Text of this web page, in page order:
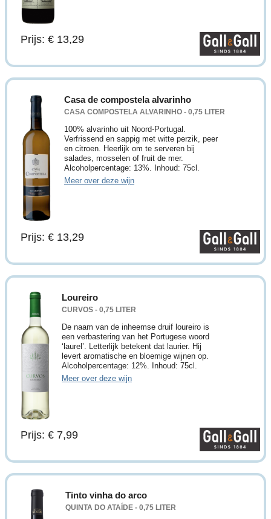
Prijs: € 13,29
Casa de compostela alvarinho
CASA COMPOSTELA ALVARINHO - 0,75 LITER
100% alvarinho uit Noord-Portugal.
Verfrissend en sappig met witte perzik, peer
en citroen. Heerlijk om te serveren bij
salades, mosselen of fruit de mer.
Alcoholpercentage: 13%. Inhoud: 75cl.
Meer over deze wijn
Prijs: € 13,29
Loureiro
CURVOS - 0,75 LITER
De naam van de inheemse druif loureiro is
een verbastering van het Portugese woord
‘laurel’. Letterlijk betekent dat laurier. Hij
levert aromatische en bloemige wijnen op.
Alcoholpercentage: 12%. Inhoud: 75cl.
Meer over deze wijn
Prijs: € 7,99
Tinto vinha do arco
QUINTA DO ATAÍDE - 0,75 LITER